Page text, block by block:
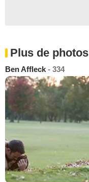
Plus de photos
Ben Affleck - 334